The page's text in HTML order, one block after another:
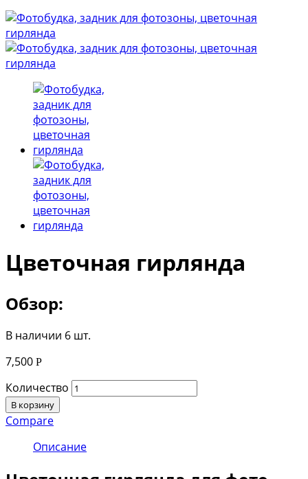
Цветочная гирлянда
Обзор:
В наличии 6 шт.
7,500 Р
Количество
В корзину
Compare
Описание